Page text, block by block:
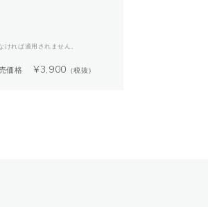
れば適用されません。
価格 ¥3,900 （税抜）